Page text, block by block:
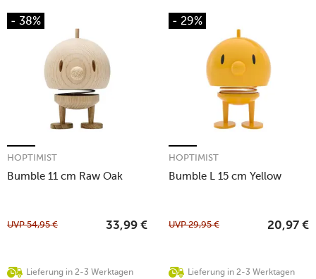
- 38%
Bumble 11 cm Raw Oak
HOPTIMIST
Lieferung in 2-3 Werktagen
UVP54,95 € 33,99 €
- 29%
Bumble L 15 cm Yellow
HOPTIMIST
Lieferung in 2-3 Werktagen
UVP29,95 € 20,97 €